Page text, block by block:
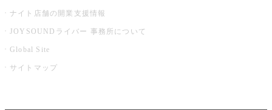
ナイト店舗の開業支援情報
JOYSOUNDライバー 事務所について
Global Site
サイトマップ